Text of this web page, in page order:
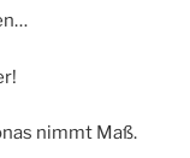
nimmt Maß.